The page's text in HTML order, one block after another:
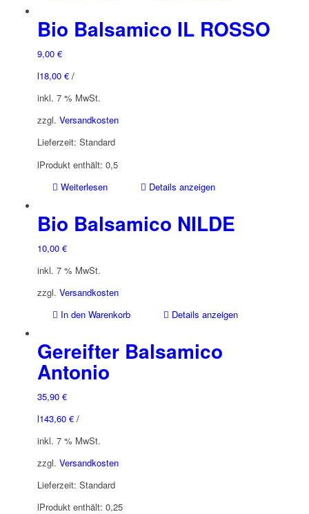
Bio Balsamico IL ROSSO
9,00 €
18,00 €/
l
inkl. 7 % MwSt.
zzgl. Versandkosten
Lieferzeit: Standard
Produkt enthält: 0,5
l
Weiterlesen
Details anzeigen
Bio Balsamico NILDE
10,00 €
inkl. 7 % MwSt.
zzgl. Versandkosten
In den Warenkorb
Details anzeigen
Gereifter Balsamico
Antonio
35,90 €
143,60 €/
l
inkl. 7 % MwSt.
zzgl. Versandkosten
Lieferzeit: Standard
Produkt enthält: 0,25
l